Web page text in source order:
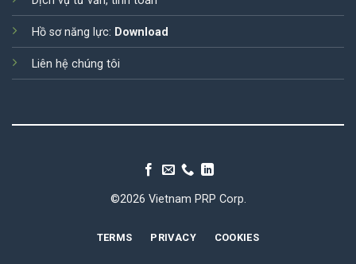
Hồ sơ năng lực: Download
Liên hệ chúng tôi
©2026 Vietnam PRP Corp.
TERMS PRIVACY COOKIES